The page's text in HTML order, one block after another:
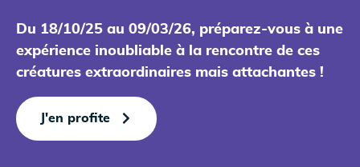
Du 18/10/25 au 09/03/26, préparez-vous à une
expérience inoubliable à la rencontre de ces
créatures extraordinaires mais attachantes !
J'en profite